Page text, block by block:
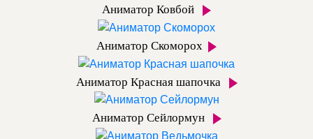
Аниматор Ковбой
Аниматор Скоморох
Аниматор Красная шапочка
Аниматор Сейлормун